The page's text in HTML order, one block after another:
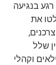
בנגיעה
את
שלל
וקהלי